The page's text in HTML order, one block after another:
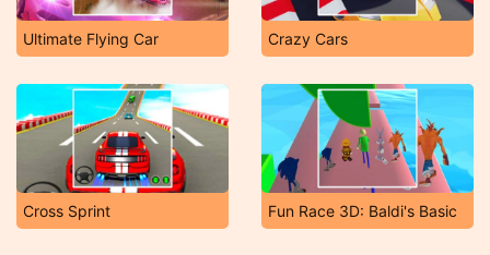
Ultimate Flying Car Crazy Cars
Cross Sprint Fun Race 3D: Baldi's Basic